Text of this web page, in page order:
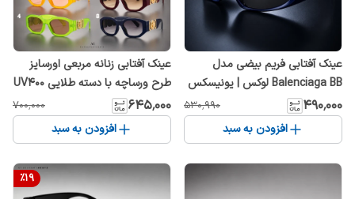
عینک آفتابی فریم بیضی مدل
Balenciaga BB لوکس | یونیسکس
| لنز دودی UV400
۴۹۰٬۰۰۰ ۵۳۰٬۹۹۰
افزودن به سبد
عینک آفتابی زنانه مربعی اورسایز
طرح ورساچه با دسته طلایی UV400
۶۴۵٬۰۰۰ ۷۰۰٬۰۰۰
افزودن به سبد
%19